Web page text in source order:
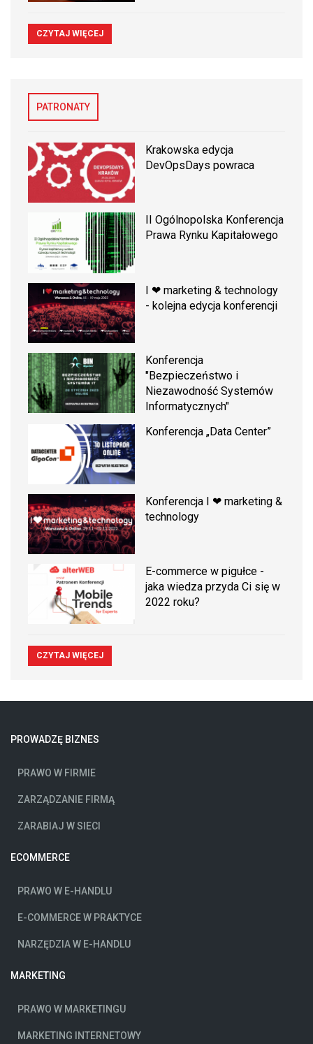
CZYTAJ WIĘCEJ
PATRONATY
Krakowska edycja
DevOpsDays powraca
II Ogólnopolska Konferencja
Prawa Rynku Kapitałowego
I ❤ marketing & technology
- kolejna edycja konferencji
Konferencja
"Bezpieczeństwo i
Niezawodność Systemów
Informatycznych"
Konferencja „Data Center”
Konferencja I ❤ marketing &
technology
E-commerce w pigułce -
jaka wiedza przyda Ci się w
2022 roku?
CZYTAJ WIĘCEJ
PROWADZĘ BIZNES
PRAWO W FIRMIE
ZARZĄDZANIE FIRMĄ
ZARABIAJ W SIECI
ECOMMERCE
PRAWO W E-HANDLU
E-COMMERCE W PRAKTYCE
NARZĘDZIA W E-HANDLU
MARKETING
PRAWO W MARKETINGU
MARKETING INTERNETOWY